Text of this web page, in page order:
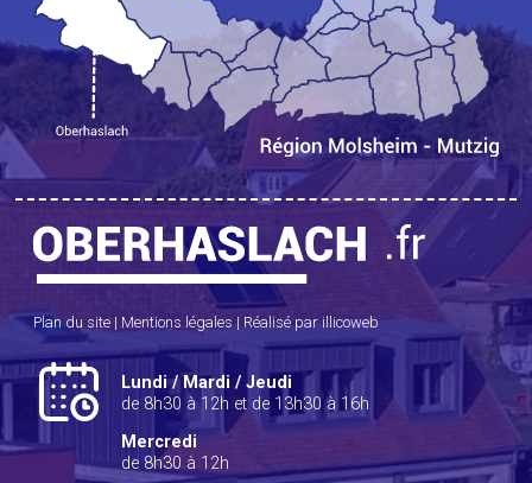
Plan du site | Mentions légales | Réalisé par illicoweb
Lundi / Mardi / Jeudi
de 8h30 à 12h et de 13h30 à 16h
Mercredi
de 8h30 à 12h